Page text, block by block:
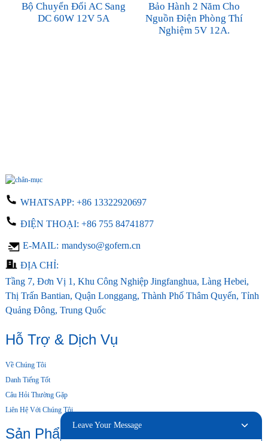
Bộ Chuyển Đổi AC Sang
DC 60W 12V 5A
Bảo Hành 2 Năm Cho
Nguồn Điện Phòng Thí
Nghiệm 5V 12A.
WHATSAPP: +86 13322920697
ĐIỆN THOẠI: +86 755 84741877
E-MAIL: mandyso@gofern.cn
ĐỊA CHỈ:
Tầng 7, Đơn Vị 1, Khu Công Nghiệp Jingfanghua, Làng Hebei,
Thị Trấn Bantian, Quận Longgang, Thành Phố Thâm Quyến, Tỉnh
Quảng Đông, Trung Quốc
Hỗ Trợ & Dịch Vụ
Về Chúng Tôi
Danh Tiếng Tốt
Câu Hỏi Thường Gặp
Liên Hệ Với Chúng Tôi
Sản Phẩm Của Chúng Tôi
Leave Your Message